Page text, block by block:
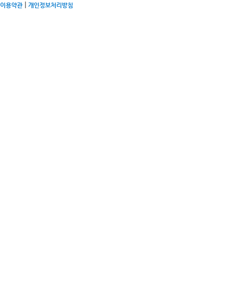
이용약관| 개인정보처리방침